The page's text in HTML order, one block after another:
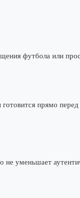
футбола или
прямо
уменьшает